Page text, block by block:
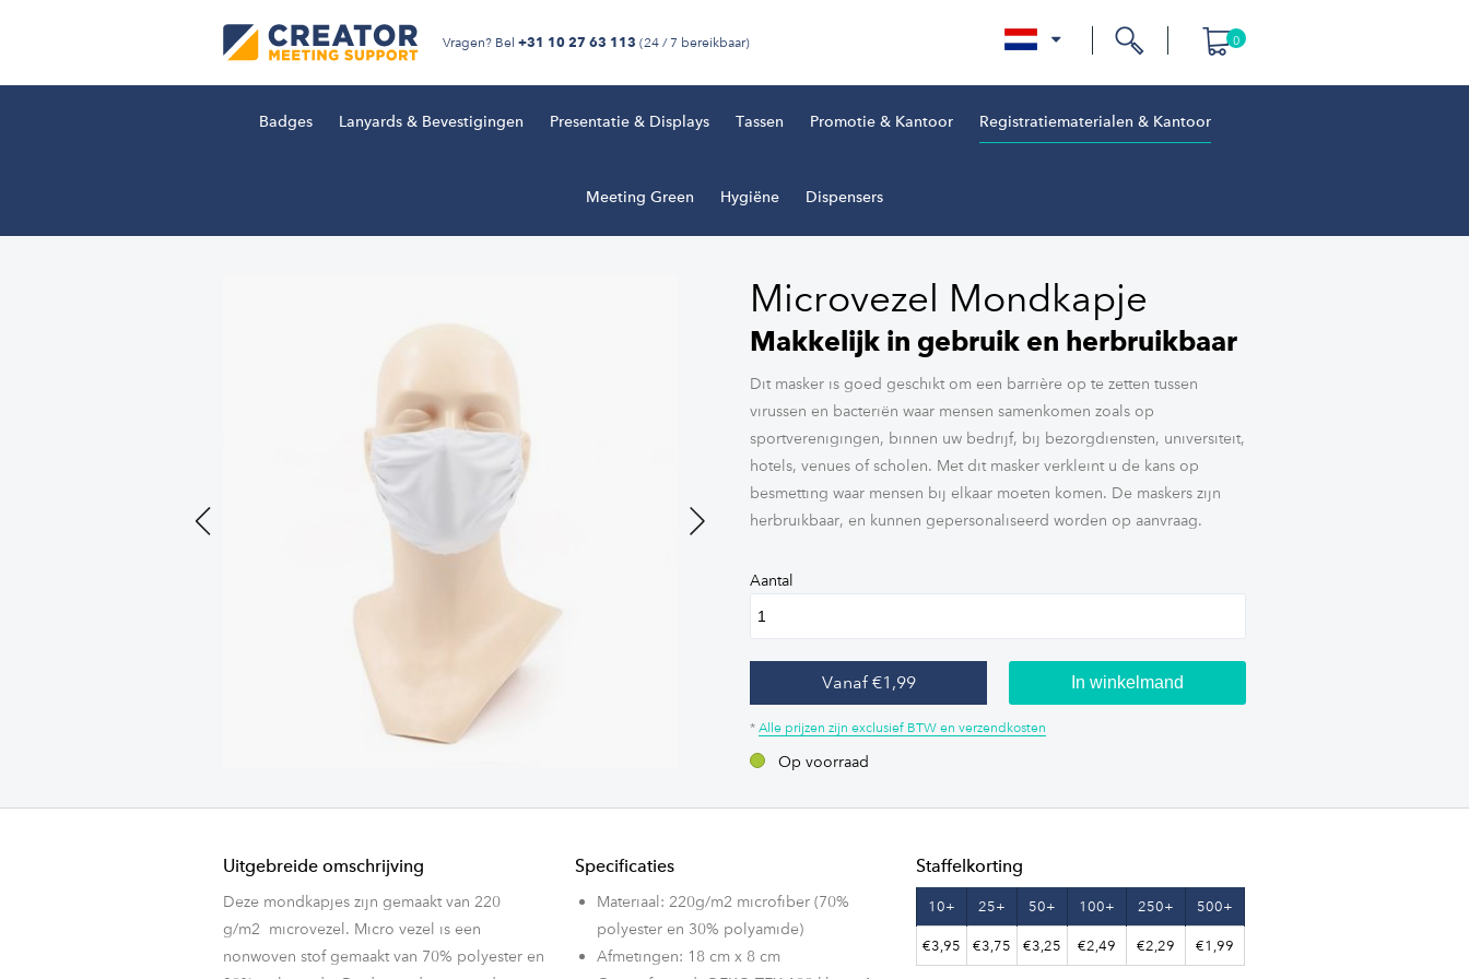
Vragen? Bel +31 10 27 63 113 (24 / 7 bereikbaar) 0
Badges Lanyards & Bevestigingen Presentatie & Displays Tassen Promotie & Kantoor Registratiematerialen & Kantoor
Meeting Green Hygiëne Dispensers
Microvezel Mondkapje
Makkelijk in gebruik en herbruikbaar
Dit masker is goed geschikt om een barrière op te zetten tussen
virussen en bacteriën waar mensen samenkomen zoals op
sportverenigingen, binnen uw bedrijf, bij bezorgdiensten, universiteit,
hotels, venues of scholen. Met dit masker verkleint u de kans op
besmetting waar mensen bij elkaar moeten komen. De maskers zijn
herbruikbaar, en kunnen gepersonaliseerd worden op aanvraag.
Aantal
Vanaf €1,99 In winkelmand
*Alle prijzen zijn exclusief BTW en verzendkosten
Op voorraad
Uitgebreide omschrijving
Deze mondkapjes zijn gemaakt van 220
g/m2 microvezel. Micro vezel is een
nonwoven stof gemaakt van 70% polyester en
Specificaties
Materiaal: 220g/m2 microfiber (70%
polyester en 30% polyamide)
Afmetingen: 18 cm x 8 cm
Staffelkorting
10+ 25+ 50+ 100+ 250+ 500+
€3,95 €3,75 €3,25 €2,49 €2,29 €1,99